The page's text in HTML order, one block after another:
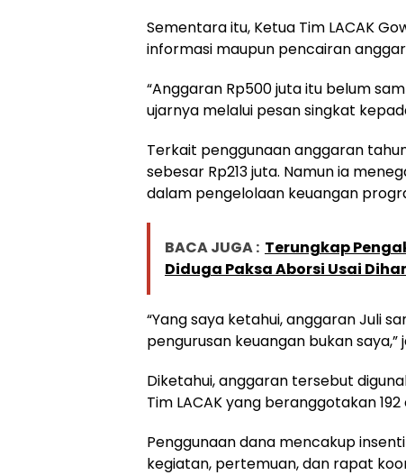
Sementara itu, Ketua Tim LACAK
informasi maupun pencairan
“Anggaran Rp500 juta itu belum
ujarnya melalui pesan singkat
Terkait penggunaan anggaran
sebesar Rp213 juta. Namun ia
dalam pengelolaan keuangan
BACA JUGA : Terungkap
Diduga Paksa Aborsi Usai
“Yang saya ketahui, anggaran Juli
pengurusan keuangan bukan saya,”
Diketahui, anggaran tersebut
Tim LACAK yang beranggotakan 192
Penggunaan dana mencakup
kegiatan, pertemuan, dan rapat